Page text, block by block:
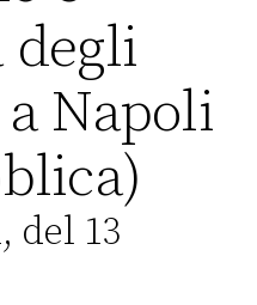
degli
Napoli
del 13